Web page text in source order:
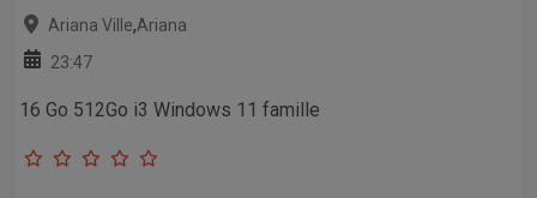
Ariana Ville,Ariana
23:47
16 Go 512Go i3 Windows 11 famille